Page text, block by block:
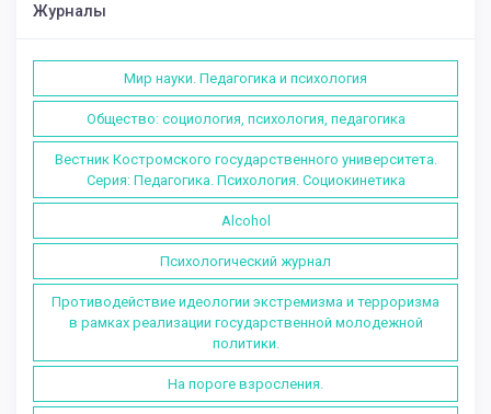
Журналы
Мир науки. Педагогика и психология
Общество: социология, психология, педагогика
Вестник Костромского государственного университета.
Серия: Педагогика. Психология. Социокинетика
Alcohol
Психологический журнал
Противодействие идеологии экстремизма и терроризма
в рамках реализации государственной молодежной
политики.
На пороге взросления.